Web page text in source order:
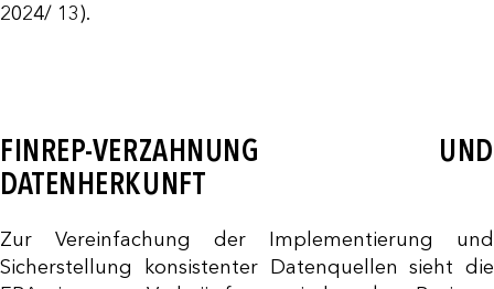
2024/ 13).
FINREP-VERZAHNUNG UND
DATENHERKUNFT
Zur Vereinfachung der Implementierung und
Sicherstellung konsistenter Datenquellen sieht die